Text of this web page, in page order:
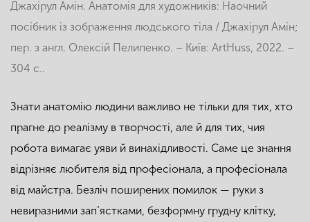
Джахірул Амін. Анатомія для художників: Наочний
посібник із зображення людського тіла / Джахірул Амін;
пер. з англ. Олексій Пелипенко. – Київ: ArtHuss, 2022. –
304 с..
Знати анатомію людини важливо не тільки для тих, хто
прагне до реалізму в творчості, але й для тих, чия
робота вимагає уяви й винахідливості. Саме це знання
відрізняє любителя від професіонала, а професіонала
від майстра. Безліч поширених помилок — руки з
невиразними зап’ястками, безформну грудну клітку,